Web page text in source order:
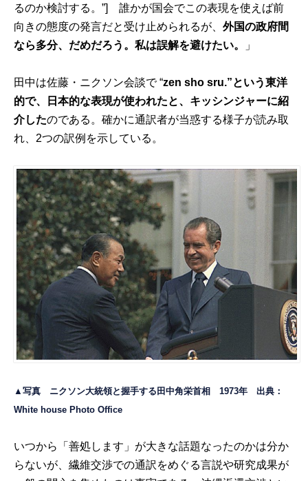
るのか検討する。”] 誰かが国会でこの表現を使えば前
向きの態度の発言だと受け止められるが、外国の政府間
なら多分、だめだろう。私は誤解を避けたい。
」
田中は佐藤・ニクソン会談で “zen sho sru.”という東洋
的で、日本的な表現が使われたと、キッシンジャーに紹
介したのである。確かに通訳者が当惑する様子が読み取
れ、2つの訳例を示している。
▲写真 ニクソン大統領と握手する田中角栄首相 1973年 出典：
White house Photo Office
いつから「善処します」が大きな話題なったのかは分か
らないが、繊維交渉での通訳をめぐる言説や研究成果が